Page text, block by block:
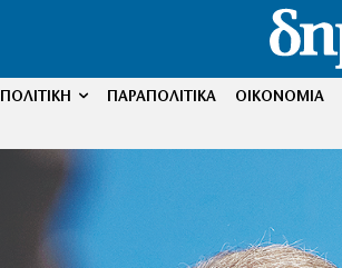
ΠΟΛΙΤΙΚΗ ΠΑΡΑΠΟΛΙΤΙΚΑ ΟΙΚΟΝΟΜΙΑ